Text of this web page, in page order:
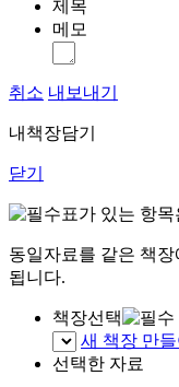
제목
메모
취소 내보내기
내책장담기
닫기
표가 있는 항
동일자료를 같은 책
됩니다.
책장선택
새 책장 만들
선택한 자료